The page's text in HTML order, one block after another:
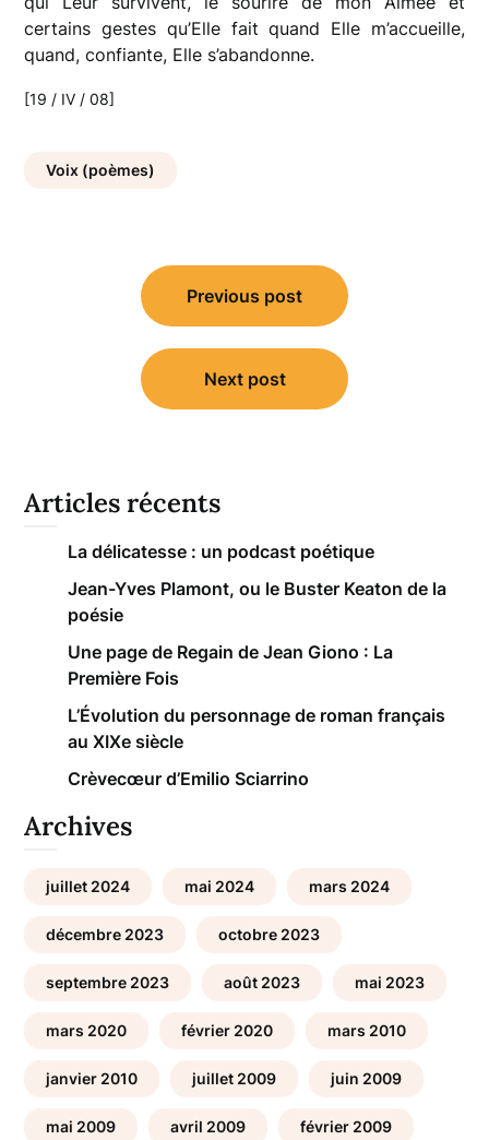
certains gestes qu’Elle fait quand Elle m’accueille,
quand, confiante, Elle s’abandonne.
[19 / IV / 08]
Voix (poèmes)
Navigation
Previous post
Next post
Articles récents
La délicatesse : un podcast poétique
Jean-Yves Plamont, ou le Buster Keaton de la
poésie
Une page de Regain de Jean Giono : La
Première Fois
L’Évolution du personnage de roman français
au XIXe siècle
Crèvecœur d’Emilio Sciarrino
Archives
juillet 2024 mai 2024 mars 2024
décembre 2023 octobre 2023
septembre 2023 août 2023 mai 2023
mars 2020 février 2020 mars 2010
janvier 2010 juillet 2009 juin 2009
mai 2009 avril 2009 février 2009